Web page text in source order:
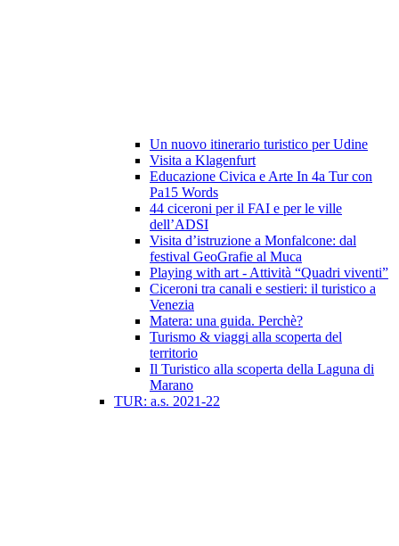
Un nuovo itinerario turistico per Udine
Visita a Klagenfurt
Educazione Civica e Arte In 4a Tur con
Pa15 Words
44 ciceroni per il FAI e per le ville
dell’ADSI
Visita d’istruzione a Monfalcone: dal
festival GeoGrafie al Muca
Playing with art - Attività “Quadri viventi”
Ciceroni tra canali e sestieri: il turistico a
Venezia
Matera: una guida. Perchè?
Turismo & viaggi alla scoperta del
territorio
Il Turistico alla scoperta della Laguna di
Marano
TUR: a.s. 2021-22